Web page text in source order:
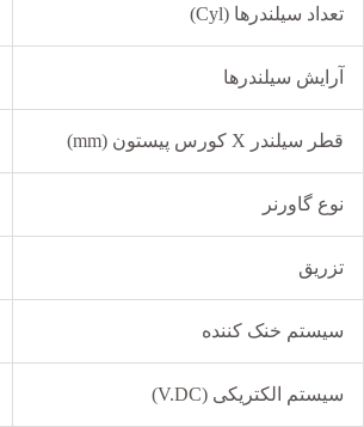
تعداد سیلندرها (Cyl)
آرایش سیلندرها
قطر سیلندر X کورس پیستون (mm)
نوع گاورنر
تزریق
سیستم خنک کننده
سیستم الکتریکی (V.DC)